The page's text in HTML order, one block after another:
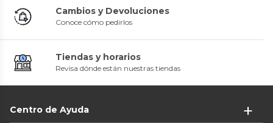
Cambios y Devoluciones
Conoce cómo pedirlos
Tiendas y horarios
Revisa dónde están nuestras tiendas
Centro de Ayuda